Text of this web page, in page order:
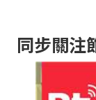
同步關注